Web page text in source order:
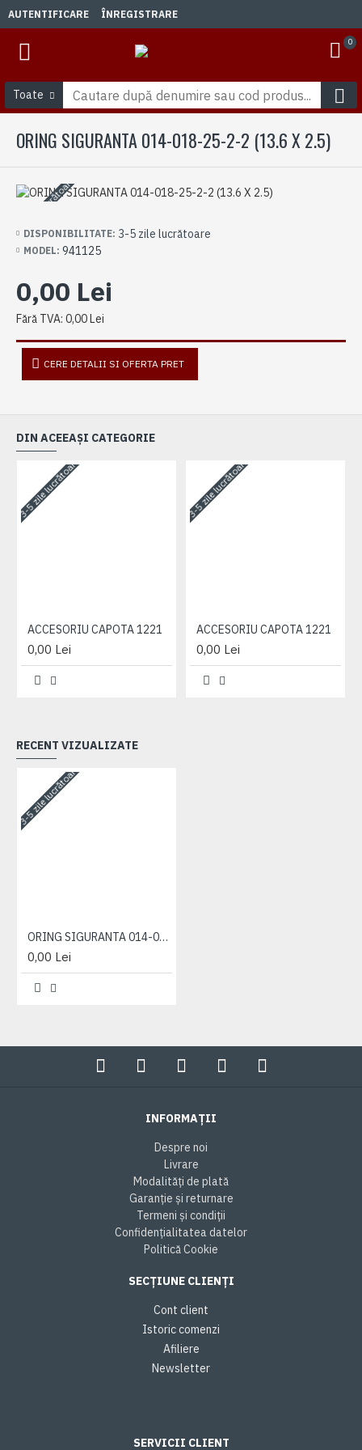
AUTENTIFICARE ÎNREGISTRARE
0
Toate
ORING SIGURANTA 014-018-25-2-2 (13.6 X 2.5)
3-5 zile lucrătoare
DISPONIBILITATE: 3-5 zile lucrătoare
MODEL: 941125
0,00 Lei
Fără TVA: 0,00 Lei
CERE DETALII SI OFERTA PRET
DIN ACEEAȘI CATEGORIE
3-5 zile lucrătoare
ACCESORIU CAPOTA 1221
0,00 Lei
3-5 zile lucrătoare
ACCESORIU CAPOTA 1221
0,00 Lei
RECENT VIZUALIZATE
3-5 zile lucrătoare
ORING SIGURANTA 014-018-25-2-2 (13.6 X 2.5)
0,00 Lei
INFORMAȚII
Despre noi
Livrare
Modalități de plată
Garanție și returnare
Termeni și condiții
Confidențialitatea datelor
Politică Cookie
SECȚIUNE CLIENȚI
Cont client
Istoric comenzi
Afiliere
Newsletter
SERVICII CLIENT